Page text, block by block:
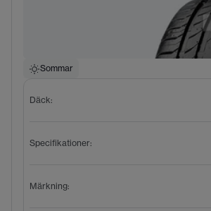
Sommar
Däck:
Specifikationer:
Märkning: